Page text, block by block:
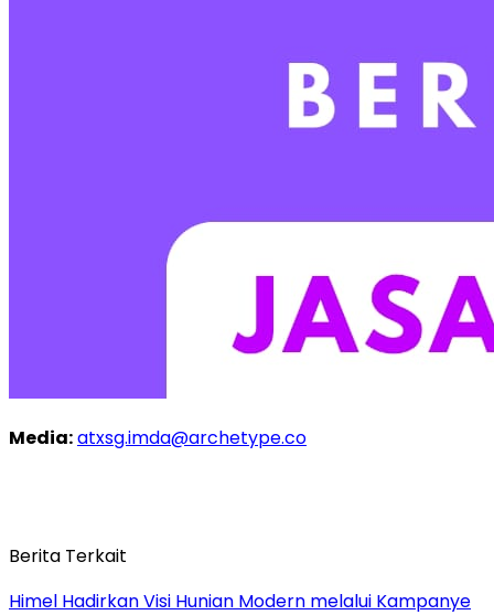
Media:atxsg.imda@archetype.co
Berita Terkait
Himel Hadirkan Visi Hunian Modern melalui Kampanye